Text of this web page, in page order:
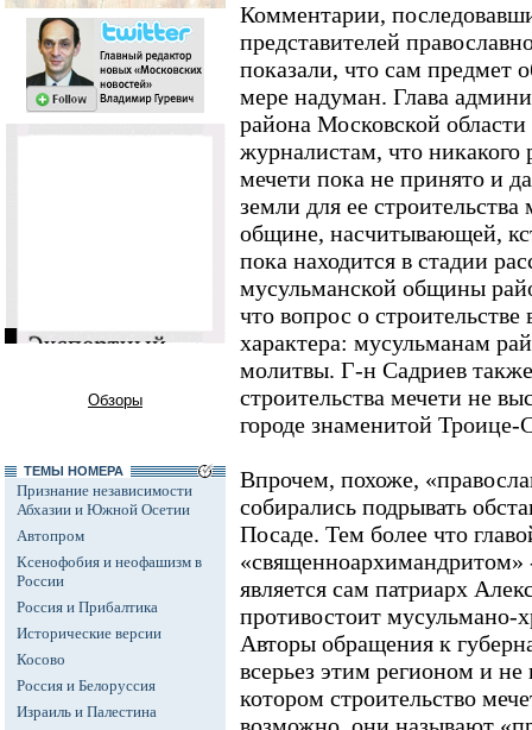
Обзоры
ТЕМЫ НОМЕРА
Признание независимости
Абхазии и Южной Осетии
Автопром
Ксенофобия и неофашизм в
России
Россия и Прибалтика
Исторические версии
Косово
Россия и Белоруссия
Израиль и Палестина
Комментарии,
представителей
показали, что сам предмет
мере надуман. Глава
района Московской
журналистам, что никакого
мечети пока не принято и
земли для ее
общине, насчитывающей,
пока находится в стадии
мусульманской общины
что вопрос о
характера: мусульманам
молитвы. Г-н Садриев
строительства мечети не
городе знаменитой Троице-
Впрочем, похоже,
собирались подрывать
Посаде. Тем более что
является сам патриарх
противостоит мусульмано-
Авторы обращения к
всерьез этим регионом и
котором строительство